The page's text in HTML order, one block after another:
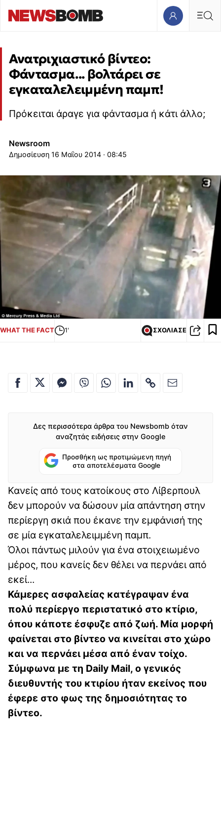
Ανατριχιαστικό βίντεο:
Φάντασμα... βολτάρει σε
εγκαταλελειμμένη παμπ!
Πρόκειται άραγε για φάντασμα ή κάτι άλλο;
Newsroom
16 Μαΐου 2014 · 08:45
WHAT THE FACT 1' ΣΧΟΛΙΑΣΕ
Δες περισσότερα άρθρα του Newsbomb όταν
αναζητάς ειδήσεις στην Google
Προσθήκη ως προτιμώμενη πηγή
στα αποτελέσματα Google
Κανείς από τους κατοίκους στο Λίβερπουλ
δεν μπορούν να δώσουν μία απάντηση στην
περίεργη σκιά που έκανε την εμφάνισή της
σε μία εγκαταλελειμμένη παμπ.
Όλοι πάντως μιλούν για ένα στοιχειωμένο
μέρος, που κανείς δεν θέλει να περνάει από
εκεί...
Κάμερες ασφαλείας κατέγραψαν ένα
πολύ περίεργο περιστατικό στο κτίριο,
όπου κάποτε έσφυζε από ζωή. Μία μορφή
φαίνεται στο βίντεο να κινείται στο χώρο
και να περνάει μέσα από έναν τοίχο.
Σύμφωνα με τη Daily Mail, ο γενικός
διευθυντής του κτιρίου ήταν εκείνος που
έφερε στο φως της δημοσιότητας το
βίντεο.